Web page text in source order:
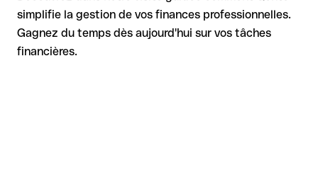
simplifie la gestion de vos finances professionnelles.
Gagnez du temps dès aujourd'hui sur vos tâches
financières.